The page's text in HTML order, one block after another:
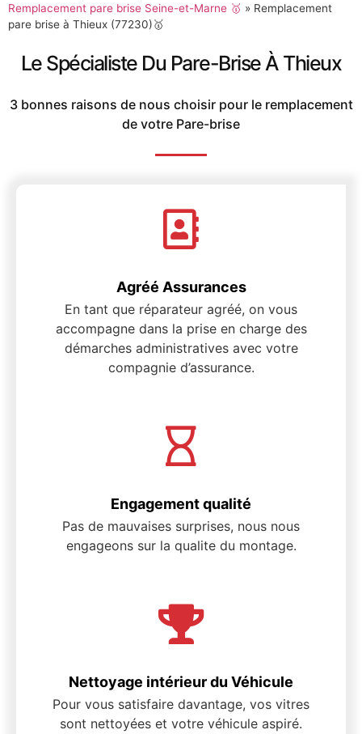
Remplacement pare brise Seine-et-Marne 🥇 » Remplacement
pare brise à Thieux (77230)🥇
Le Spécialiste Du Pare-Brise À Thieux
3 bonnes raisons de nous choisir pour le remplacement
de votre Pare-brise
Agréé Assurances
En tant que réparateur agréé, on vous
accompagne dans la prise en charge des
démarches administratives avec votre
compagnie d’assurance.
Engagement qualité
Pas de mauvaises surprises, nous nous
engageons sur la qualite du montage.
Nettoyage intérieur du Véhicule
Pour vous satisfaire davantage, vos vitres
sont nettoyées et votre véhicule aspiré.